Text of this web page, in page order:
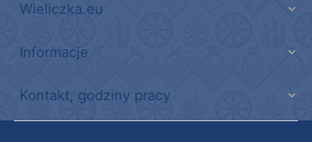
Wieliczka.eu
Informacje
Kontakt, godziny pracy